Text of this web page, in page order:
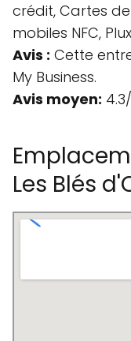
crédit, Cartes
mobiles NFC,
Avis : Cette
My Business.
Avis moyen:
Les Blés